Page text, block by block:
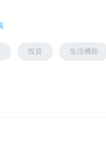
投資 生活機能